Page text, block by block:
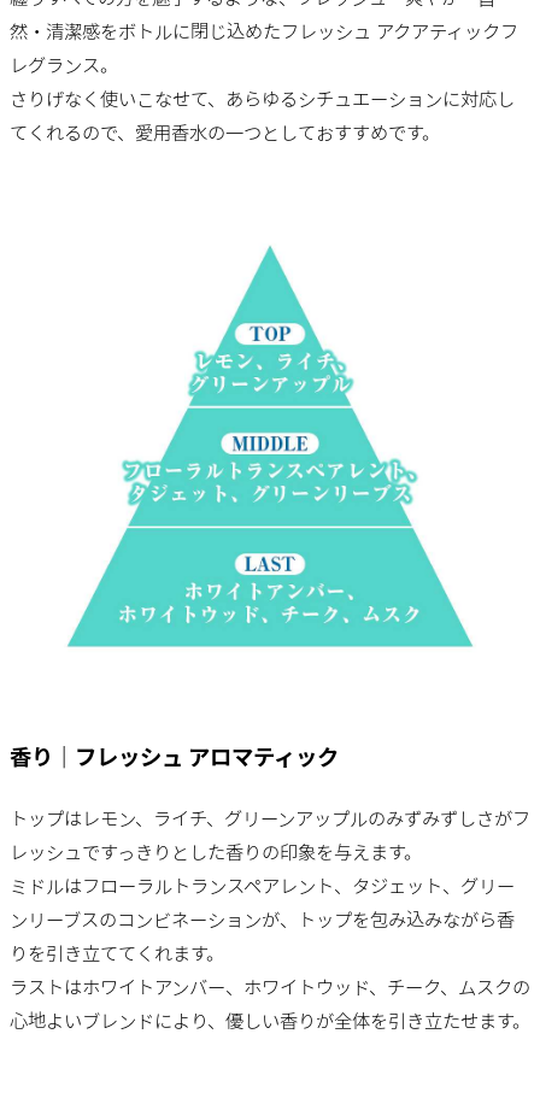
然・清潔感をボトルに閉じ込めたフレッシュ アクアティックフ
レグランス。
さりげなく使いこなせて、あらゆるシチュエーションに対応し
てくれるので、愛用香水の一つとしておすすめです。
香り｜フレッシュ アロマティック
トップはレモン、ライチ、グリーンアップルのみずみずしさがフ
レッシュですっきりとした香りの印象を与えます。
ミドルはフローラルトランスペアレント、タジェット、グリー
ンリーブスのコンビネーションが、トップを包み込みながら香
りを引き立ててくれます。
ラストはホワイトアンバー、ホワイトウッド、チーク、ムスクの
心地よいブレンドにより、優しい香りが全体を引き立たせます。